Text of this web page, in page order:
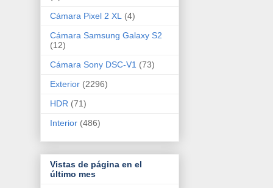
Cámara Pixel 2 XL
(4)
Cámara Samsung Galaxy S2
(12)
Cámara Sony DSC-V1 (73)
Exterior (2296)
HDR (71)
Interior (486)
Vistas de página en el
último mes